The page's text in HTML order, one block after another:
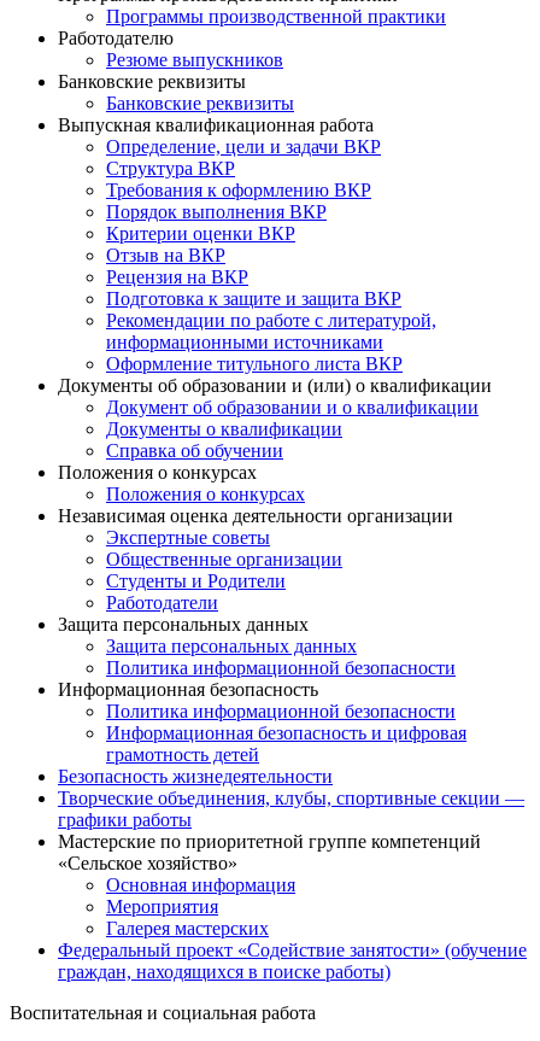
Программы производственной практики
Работодателю
Резюме выпускников
Банковские реквизиты
Банковские реквизиты
Выпускная квалификационная работа
Определение, цели и задачи ВКР
Структура ВКР
Требования к оформлению ВКР
Порядок выполнения ВКР
Критерии оценки ВКР
Отзыв на ВКР
Рецензия на ВКР
Подготовка к защите и защита ВКР
Рекомендации по работе с литературой,
информационными источниками
Оформление титульного листа ВКР
Документы об образовании и (или) о квалификации
Документ об образовании и о квалификации
Документы о квалификации
Справка об обучении
Положения о конкурсах
Положения о конкурсах
Независимая оценка деятельности организации
Экспертные советы
Общественные организации
Студенты и Родители
Работодатели
Защита персональных данных
Защита персональных данных
Политика информационной безопасности
Информационная безопасность
Политика информационной безопасности
Информационная безопасность и цифровая
грамотность детей
Безопасность жизнедеятельности
Творческие объединения, клубы, спортивные секции —
графики работы
Мастерские по приоритетной группе компетенций
«Сельское хозяйство»
Основная информация
Мероприятия
Галерея мастерских
Федеральный проект «Содействие занятости» (обучение
граждан, находящихся в поиске работы)
Воспитательная и социальная работа